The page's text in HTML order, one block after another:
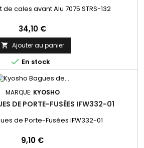
cales avant Alu 7075 STRS-132
Prix
34,10 €
 Ajouter au panier
 En stock
MARQUE: KYOSHO
DE PORTE-FUSÉES IFW332-01
de Porte-Fusées IFW332-01
Prix
9,10 €